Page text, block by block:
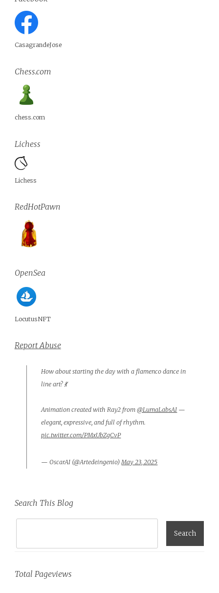
CasagrandeJose
Chess.com
chess.com
Lichess
Lichess
RedHotPawn
OpenSea
LocutusNFT
Report Abuse
How about starting the day with a flamenco dance in
line art? 💃
Animation created with Ray2 from@LumaLabsAI —
elegant, expressive, and full of rhythm.
pic.twitter.com/PMxUbZgCvP
— OscarAI (@Artedeingenio)May 23, 2025
Search This Blog
Total Pageviews